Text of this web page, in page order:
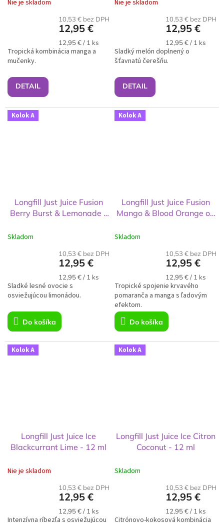
Nie je skladom
10,53 € bez DPH
12,95 €
Jednotková
cena:
12,95 € / 1 ks
DETAIL
Tropická kombinácia manga a
mučenky.
Nie je skladom
10,53 € bez DPH
12,95 €
Jednotková
cena:
12,95 € / 1 ks
DETAIL
Sladký melón doplnený o
šťavnatú čerešňu.
Kolok A
Longfill Just Juice Fusion
Berry Burst & Lemonade -
Skladom
10,53 € bez DPH
12,95 €
Jednotková
cena:
12,95 € / 1 ks
Do košíka
Sladké lesné ovocie s
osviežujúcou limonádou.
Kolok A
Longfill Just Juice Fusion
Mango & Blood Orange on
Skladom
10,53 € bez DPH
12,95 €
Jednotková
cena:
12,95 € / 1 ks
Do košíka
Tropické spojenie krvavého
pomaranča a manga s ľadovým
efektom.
Kolok A
Longfill Just Juice Ice
Blackcurrant Lime - 12 ml
Nie je skladom
10,53 € bez DPH
12,95 €
Jednotková
cena:
12,95 € / 1 ks
Intenzívna ríbezľa s osviežujúcou
Kolok A
Longfill Just Juice Ice Citron
Coconut - 12 ml
Skladom
10,53 € bez DPH
12,95 €
Jednotková
cena:
12,95 € / 1 ks
Citrónovo-kokosová kombinácia